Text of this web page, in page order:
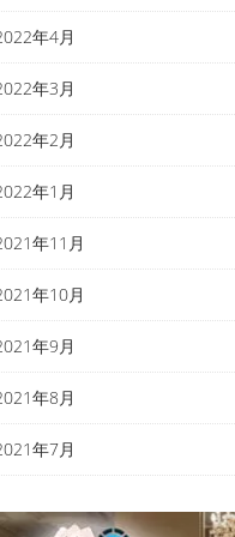
年4月
年3月
年2月
年1月
年11月
年10月
年9月
年8月
年7月